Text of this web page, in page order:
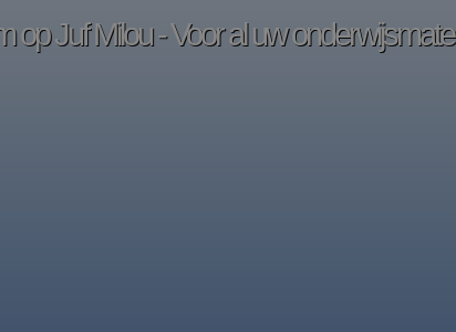
op Juf Milou - Voor al uw